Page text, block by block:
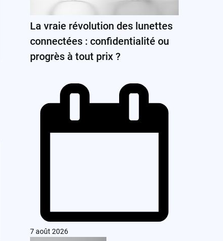
La vraie révolution des lunettes
connectées : confidentialité ou
progrès à tout prix ?
7 août 2026